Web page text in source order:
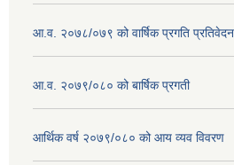
आ.व. २०७८/०७९ को वार्षिक प्रगति प्रतिवेदन
आ.व. २०७९/०८० को बार्षिक प्रगती
आर्थिक वर्ष २०७९/०८० को आय व्यव विवरण